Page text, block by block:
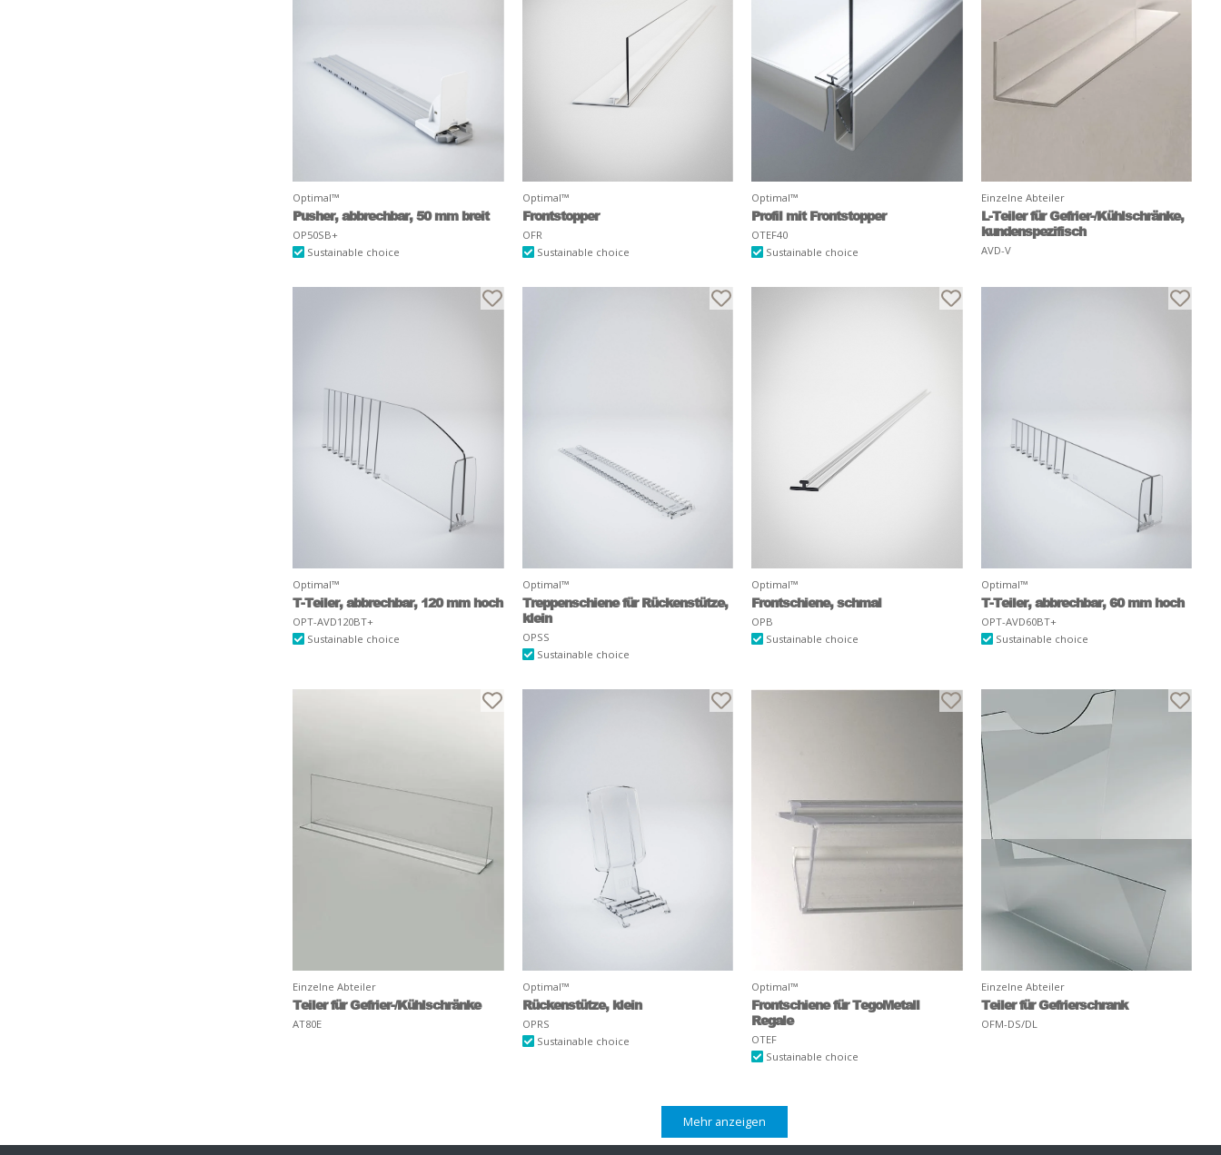
Optimal™
Pusher, abbrechbar, 50 mm breit
OP50SB+
Sustainable choice
Optimal™
Frontstopper
OFR
Sustainable choice
Optimal™
Profil mit Frontstopper
OTEF40
Sustainable choice
Einzelne Abteiler
L-Teiler für Gefrier-/Kühlschränke,
kundenspezifisch
AVD-V
Optimal™
T-Teiler, abbrechbar, 120 mm hoch
OPT-AVD120BT+
Sustainable choice
Optimal™
Treppenschiene für Rückenstütze,
klein
OPSS
Sustainable choice
Optimal™
Frontschiene, schmal
OPB
Sustainable choice
Optimal™
T-Teiler, abbrechbar, 60 mm hoch
OPT-AVD60BT+
Sustainable choice
Einzelne Abteiler
Teiler für Gefrier-/Kühlschränke
AT80E
Optimal™
Rückenstütze, klein
OPRS
Sustainable choice
Optimal™
Frontschiene für TegoMetall
Regale
OTEF
Sustainable choice
Einzelne Abteiler
Teiler für Gefrierschrank
OFM-DS/DL
Mehr anzeigen